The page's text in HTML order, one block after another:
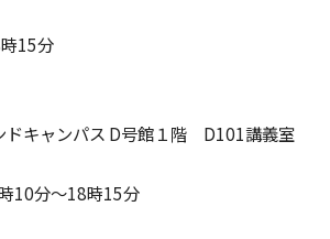
15分
ドキャンパス D号館１階 D101講義室
10分～18時15分